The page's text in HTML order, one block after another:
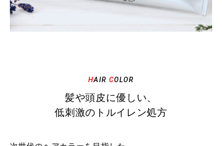
HAIR COLOR
髪や頭皮に優しい、
低刺激のトルイレン処方